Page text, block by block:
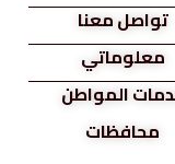
تواصل معنا
معلوماتي
المواطن
محافظات